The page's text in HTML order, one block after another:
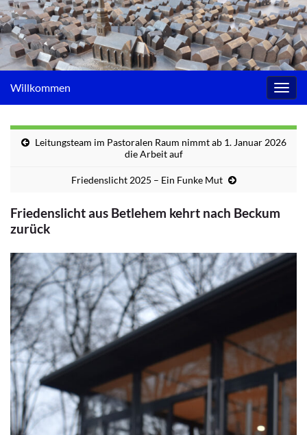
Willkommen
Leitungsteam im Pastoralen Raum nimmt ab 1. Januar 2026
die Arbeit auf
Friedenslicht 2025 – Ein Funke Mut
Friedenslicht aus Betlehem kehrt nach Beckum
zurück